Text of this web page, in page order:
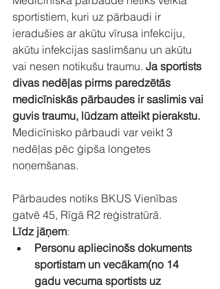
sportistiem, kuri uz pārbaudi ir
ieradušies ar akūtu vīrusa infekciju,
akūtu infekcijas saslimšanu un akūtu
vai nesen notikušu traumu. Ja sportists
divas nedēļas pirms paredzētās
medicīniskās pārbaudes ir saslimis vai
guvis traumu, lūdzam atteikt pierakstu.
Medicīnisko pārbaudi var veikt 3
nedēļas pēc ģipša longetes
noņemšanas.
Pārbaudes notiks BKUS Vienības
gatvē 45, Rīgā R2 reģistratūrā.
Līdz jāņem:
Personu apliecinošs dokuments
sportistam un vecākam(no 14
gadu vecuma sportists uz